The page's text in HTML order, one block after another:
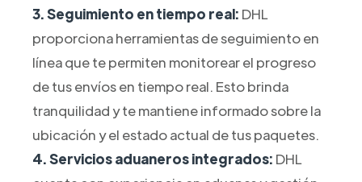
3. Seguimiento en tiempo real: DHL
proporciona herramientas de seguimiento en
línea que te permiten monitorear el progreso
de tus envíos en tiempo real. Esto brinda
tranquilidad y te mantiene informado sobre la
ubicación y el estado actual de tus paquetes.
4. Servicios aduaneros integrados: DHL